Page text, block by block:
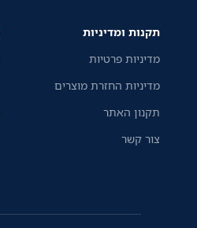
תקנות ומדיניות
מדיניות פרטיות
מדיניות החזרת מוצרים
תקנון האתר
צור קשר